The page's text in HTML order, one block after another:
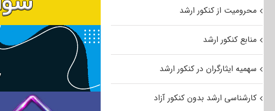
محرومیت از کنکور ارشد
منابع کنکور ارشد
سهمیه ایثارگران در کنکور ارشد
کارشناسی ارشد بدون کنکور آزاد